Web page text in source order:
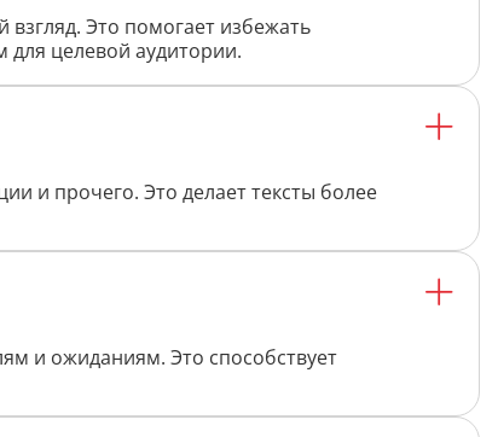
Список литературы
Конспект
взгляд. Это помогает избежать
для целевой аудитории.
и прочего. Это делает тексты более
и ожиданиям. Это способствует